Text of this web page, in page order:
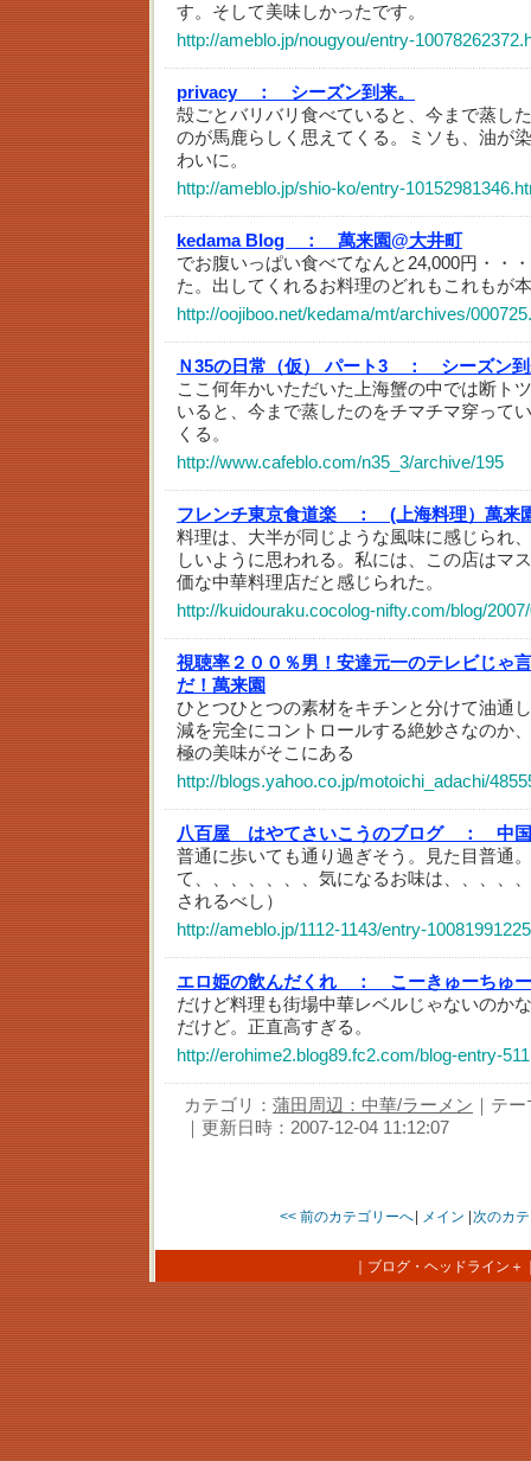
す。そして美味しかったです。
http://ameblo.jp/nougyou/entry-
privacy ：
シーズン到来。
殻ごとバリバリ食べていると、今まで蒸し
のが馬鹿らしく思えてくる。ミソも、油が
わいに。
http://ameblo.jp/shio-ko/entry-
kedama Blog ：
萬来園@大井町
でお腹いっぱい食べてなんと24,000円・・
た。出してくれるお料理のどれもこれもが
http://oojiboo.net/kedama/mt/archives/
Ｎ35の日常（仮） パート3 ：
シーズン
ここ何年かいただいた上海蟹の中では断ト
いると、今まで蒸したのをチマチマ穿って
くる。
http://www.cafeblo.com/n35_3/archive/195
フレンチ東京食道楽 ：
(上海料理）萬来
料理は、大半が同じような風味に感じられ
しいように思われる。私には、この店はマ
価な中華料理店だと感じられた。
http://kuidouraku.cocolog-nifty.com/blog/
視聴率２００％男！安達元一のテレビじ
だ！萬来園
ひとつひとつの素材をキチンと分けて油通
減を完全にコントロールする絶妙さなのか
極の美味がそこにある
http://blogs.yahoo.co.jp/motoichi_adachi/
八百屋 はやてさいこうのブログ ：
中
普通に歩いても通り過ぎそう。見た目普通
て、、、、、、、気になるお味は、、、、
されるべし）
http://ameblo.jp/1112-1143/entry-
エロ姫の飲んだくれ ：
こーきゅーちゅ
だけど料理も街場中華レベルじゃないのか
だけど。正直高すぎる。
http://erohime2.blog89.fc2.com/blog-entry-
カテゴリ： 蒲田周辺：中華/ラーメン ｜テ
｜更新日時：2007-12-04 11:12:07
<< 前のカテゴリーへ メイン 次のカ
ブログ・ヘッドライン＋